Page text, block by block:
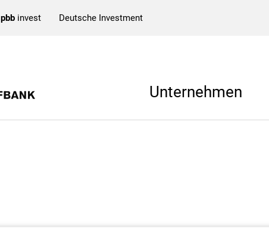
pbb invest Deutsche Investment
Unternehmen